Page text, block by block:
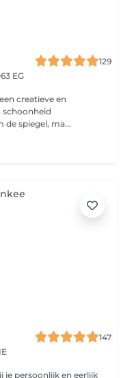
129
EG
schoonheid
de spiegel, ma...
147
je persoonlijk en eerlijk